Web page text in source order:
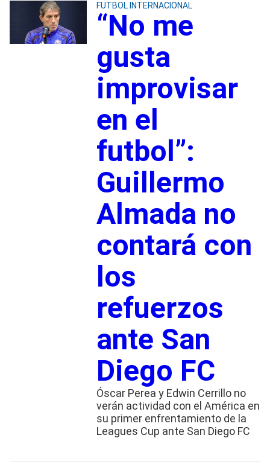
FUTBOL INTERNACIONAL
“No me
gusta
improvisar
en el
futbol”:
Guillermo
Almada no
contará con
los
refuerzos
ante San
Diego FC
Óscar Perea y Edwin Cerrillo no
verán actividad con el América en
su primer enfrentamiento de la
Leagues Cup ante San Diego FC